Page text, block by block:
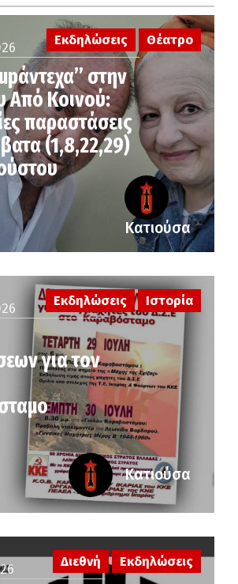
Εκδηλώσεις Θέατρο
στην
Από Κοινού:
παραστάσεις
(1,8,22,29)
Κατιούσα
για τον
Εκδηλώσεις Ιστορία
Κατιούσα
Διεθνή Εκδηλώσεις